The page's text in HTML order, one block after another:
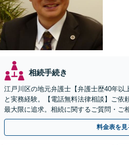
相続手続き
江戸川区の地元弁護士【弁護士歴40年以
と実務経験。【電話無料法律相談】ご依
最大限に追求。相続に関するご質問・ご
用下さい。【JR小岩駅徒歩12分・駐車場
料金表を見